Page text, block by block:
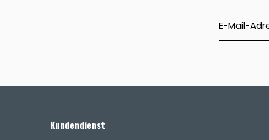
Kundendienst